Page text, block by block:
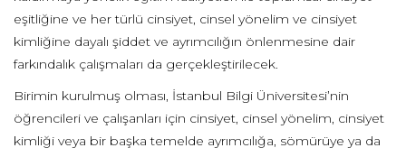
eşitliğine ve her türlü cinsiyet, cinsel yönelim ve cinsiyet
kimliğine dayalı şiddet ve ayrımcılığın önlenmesine dair
farkındalık çalışmaları da gerçekleştirilecek.
Birimin kurulmuş olması, İstanbul Bilgi Üniversitesi’nin
öğrencileri ve çalışanları için cinsiyet, cinsel yönelim, cinsiyet
kimliği veya bir başka temelde ayrımcılığa, sömürüye ya da